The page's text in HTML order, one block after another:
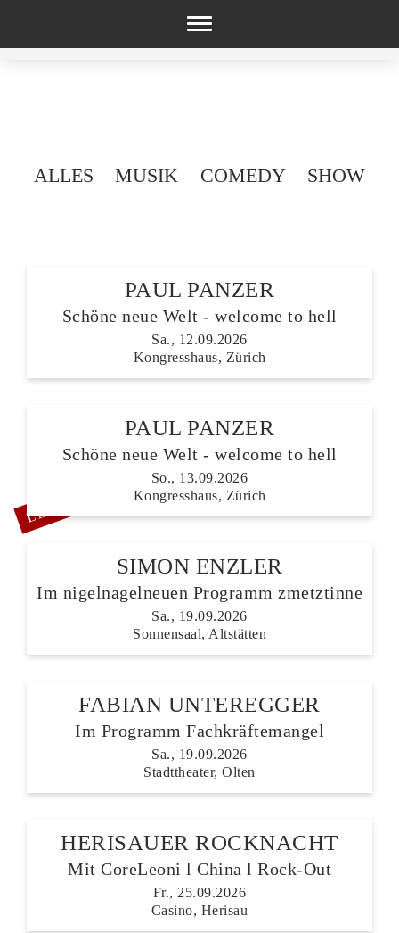
Toggle
ALLES MUSIK COMEDY SHOW
PAUL PANZER
Schöne neue Welt - welcome to hell
Sa., 12.09.2026
Kongresshaus, Zürich
LETZTE TICKETS
PAUL PANZER
Schöne neue Welt - welcome to hell
So., 13.09.2026
Kongresshaus, Zürich
SIMON ENZLER
Im nigelnagelneuen Programm zmetztinne
Sa., 19.09.2026
Sonnensaal, Altstätten
FABIAN UNTEREGGER
Im Programm Fachkräftemangel
Sa., 19.09.2026
Stadttheater, Olten
HERISAUER ROCKNACHT
Mit CoreLeoni l China l Rock-Out
Fr., 25.09.2026
Casino, Herisau